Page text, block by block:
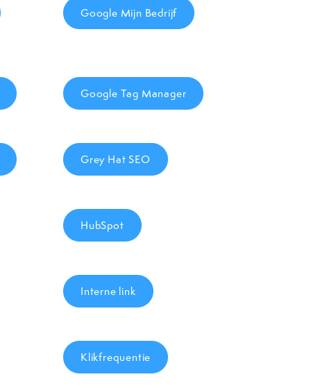
Google Mijn Bedrijf
Google Tag Manager
Grey Hat SEO
HubSpot
Interne link
Klikfrequentie